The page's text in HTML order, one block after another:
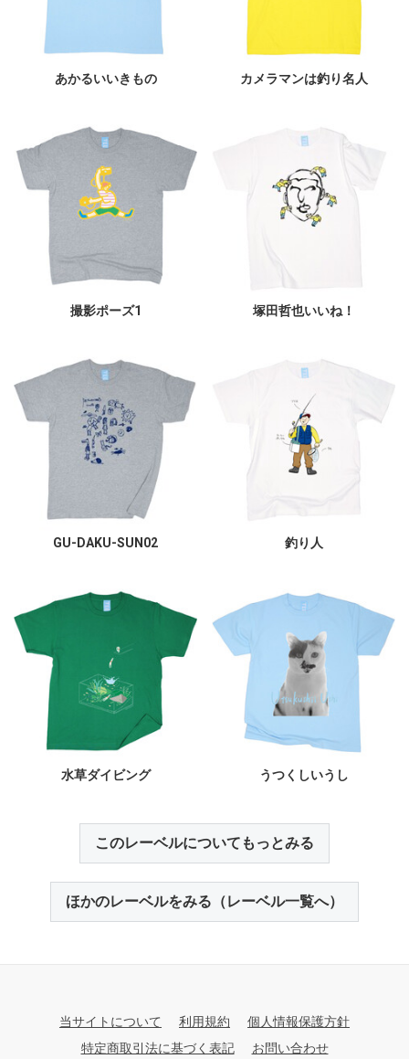
あかるいいきもの カメラマンは釣り名人
撮影ポーズ1 塚田哲也いいね！
GU-DAKU-SUN02 釣り人
水草ダイビング うつくしいうし
このレーベルについてもっとみる
ほかのレーベルをみる（レーベル一覧へ）
当サイトについて 利用規約
個人情報保護方針
特定商取引法に基づく表記
お問い合わせ